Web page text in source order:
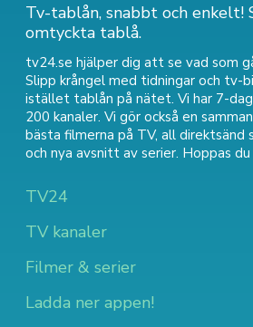
Tv-tablån, snabbt och enkelt!
omtyckta tablå.
tv24.se hjälper dig att se vad som
Slipp krångel med tidningar och tv-
istället tablån på nätet. Vi har 7-
200 kanaler. Vi gör också en
bästa filmerna på TV, all direktsänd
och nya avsnitt av serier. Hoppas
TV24
TV kanaler
Filmer & serier
Ladda ner appen!